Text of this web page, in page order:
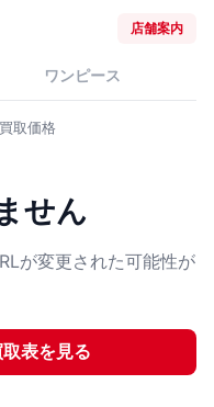
店舗案内
ワンピース
買取価格
せん
が変更された可能性が
表を見る